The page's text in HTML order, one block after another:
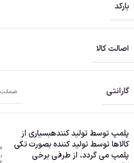
بارکد
اصالت کالا
گارانتی ضمانت
پلمپ توسط تولید کنندهبسیاری از
کالاها توسط تولید کننده بصورت تکی
پلمپ می گردد. از طرفی برخی